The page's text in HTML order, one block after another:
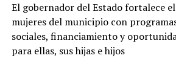
El gobernador del Estado fortalece
mujeres del municipio con
sociales, financiamiento y
para ellas, sus hijas e hijos